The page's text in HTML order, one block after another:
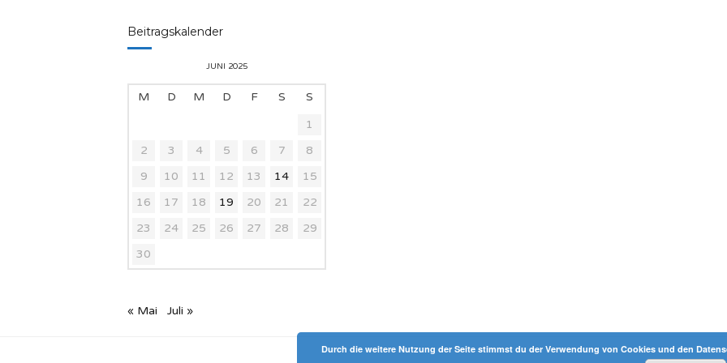
Beitragskalender
JUNI 2025
M D M D F S
S
1
2
3 4 5 6 7
8
9
10 11 12 13 14
15
16
17 18 19 20 21
22
23
24 25 26 27 28
29
30
« Mai Juli »
Durch die weitere Nutzung der Seite stimmst du der Verwendung von Cookies und den